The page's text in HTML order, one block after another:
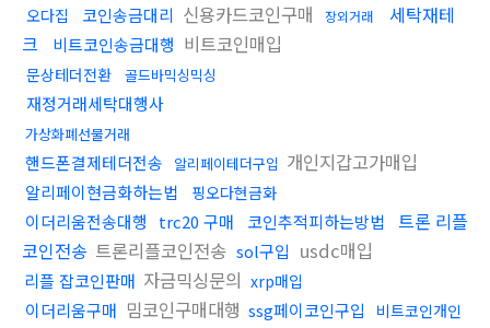
오다집 코인송금대리 신용카드코인구매 장외거래
세탁재테
크
비트코인송금대행 비트코인매입
문상테더전환 골드바믹싱믹싱
재정거래세탁대행사
가상화폐선물거래
핸드폰결제테더전송 알리페이테더구입 개인지갑고가매입
알리페이현금화하는법 핑오다현금화
이더리움전송대행 trc20 구매 코인추적피하는방법
트론 리플
코인전송 트론리플코인전송 sol구입 usdc매입
리플 잡코인판매 자금믹싱문의 xrp매입
이더리움구매 밈코인구매대행 ssg페이코인구입
비트코인개인